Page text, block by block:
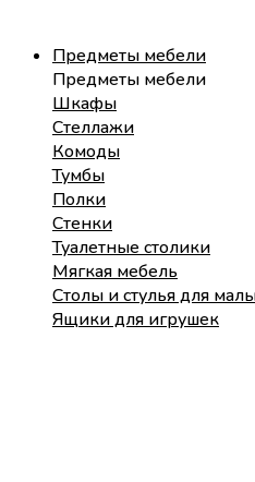
Предметы мебели
Предметы мебели
Шкафы
Стеллажи
Комоды
Тумбы
Полки
Стенки
Туалетные столики
Мягкая мебель
Столы и стулья для
Ящики для игрушек